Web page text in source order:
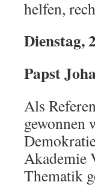
helfen,
Dienstag,
Papst
Als
gewonnen
Akademie
Thematik